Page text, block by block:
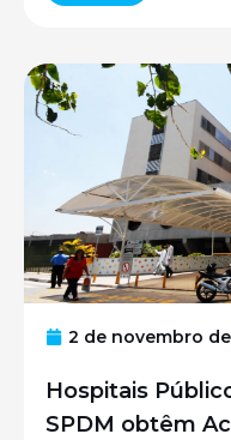
2 de novembro
Hospitais
SPDM obtêm